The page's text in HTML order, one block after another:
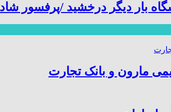
بار دیگر درخشید /پرفسور
مارون و بانک تجارت